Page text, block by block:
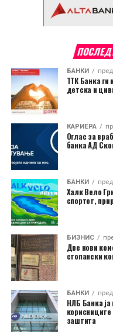
БАНКИ
ТТК Банка ги
детска и
КАРИЕРА
Оглас за
банка АД
БАНКИ
Халк Вело
спортот,
БИЗНИС
Две нови
стопански
БАНКИ
НЛБ Банка
заштита